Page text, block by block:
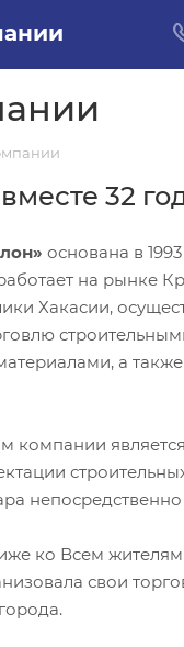
32
основана в
на рынке
Хакасии,
а
компании
ко Всем
свои